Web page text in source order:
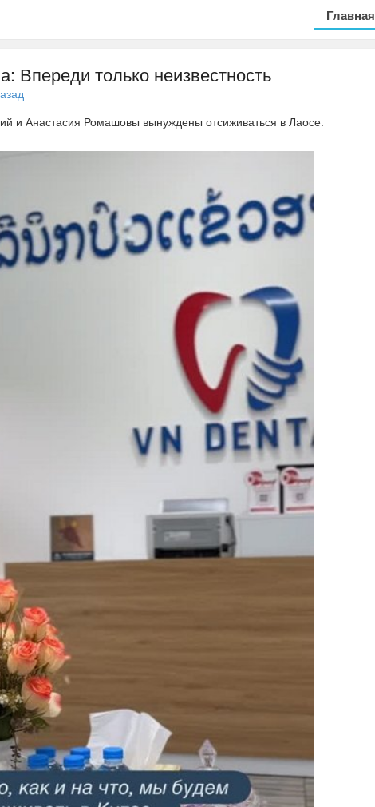
Главная
Впереди только неизвестность
и Анастасия Ромашовы вынуждены отсиживаться в Лаосе.